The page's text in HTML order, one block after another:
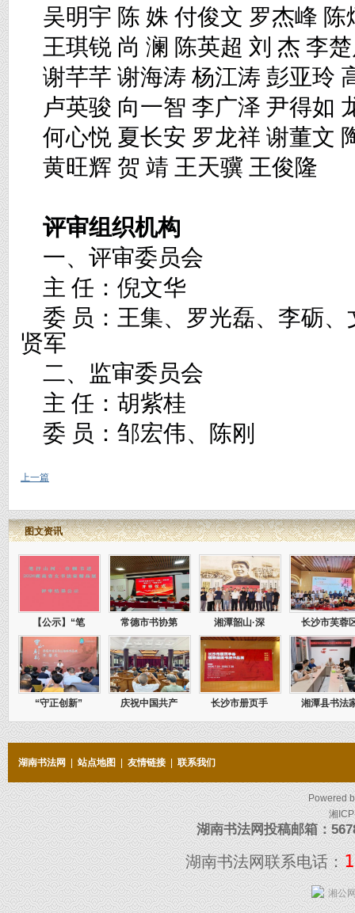
吴明宇 陈 姝付俊文 罗杰峰 陈
王琪锐 尚澜 陈英超刘杰李
谢芊芊谢海涛杨江涛彭亚玲
卢英骏 向一智李广泽尹得如
何心悦 夏长安 罗龙祥谢董文
黄旺辉贺靖 王天骥 王俊隆
评审组织机构
一、评审委员会
主 任：倪文华
委 员：王集、罗光磊、李砺
贤军
二、监审委员会
主 任：胡紫桂
委 员：邹宏伟、陈刚
上一篇
图文资讯
【公示】“笔 常德市书协第 湘潭韶山·深 长沙市芙蓉
“守正创新” 庆祝中国共产 长沙市册页手 湘潭县书法
湖南书法网 站点地图 友情链接 联系我们
Powered
湘
湖南书法网投稿邮箱：
湖南书法网联系电话：
湘公